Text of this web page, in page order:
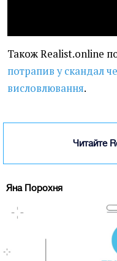
Також Realist.online
потрапив у скандал
висловлювання.
Читайте
Яна Порохня